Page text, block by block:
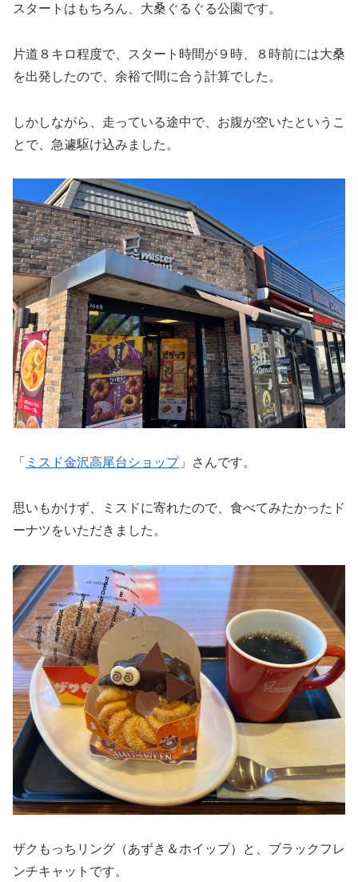
スタートはもちろん、大桑ぐるぐる公園です。
片道８キロ程度で、スタート時間が９時、８時前には大桑
を出発したので、余裕で間に合う計算でした。
しかしながら、走っている途中で、お腹が空いたというこ
とで、急遽駆け込みました。
「 ミスド金沢高尾台ショップ」さんです。
思いもかけず、ミスドに寄れたので、食べてみたかったド
ーナツをいただきました。
ザクもっちリング（あずき＆ホイップ）と、ブラックフレ
ンチキャットです。